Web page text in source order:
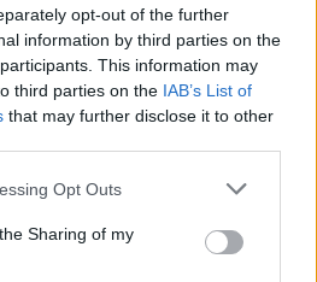
opt-out of the further
information by third parties on the
This information may
third parties on the IAB’s List of
that may further disclose it to other
Opt Outs
Sharing of my
να οδηγείται με τη βία